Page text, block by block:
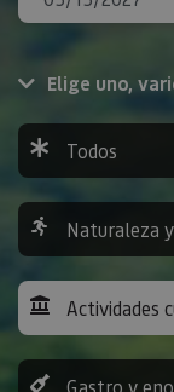
Elige uno,
Todos
Naturaleza
Actividades
Gastro y